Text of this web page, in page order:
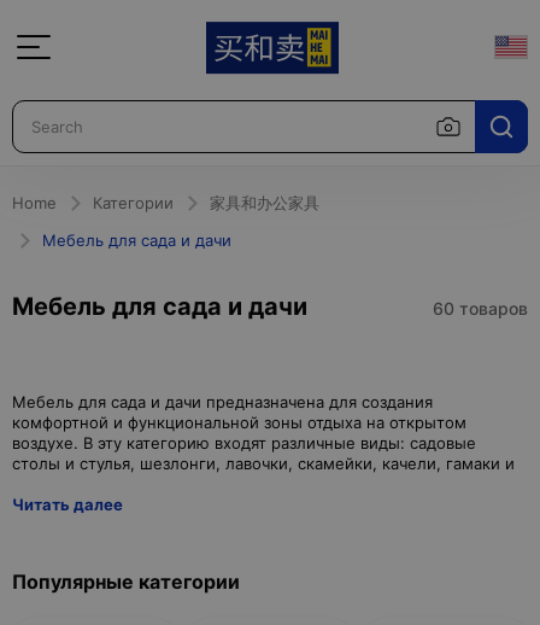
Home Категории
家具和办公家具
Мебель для сада и дачи
Мебель для сада и дачи 60 товаров
Мебель для сада и дачи предназначена для создания
комфортной и функциональной зоны отдыха на открытом
воздухе. В эту категорию входят различные виды: садовые
Читать далее
Популярные категории